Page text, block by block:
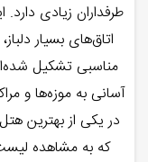
طرفداران زیادی
اتاق‌های بسیار
مناسبی تشکیل
آسانی به موزه‌ها و
در یکی از بهترین
که به مشاهده